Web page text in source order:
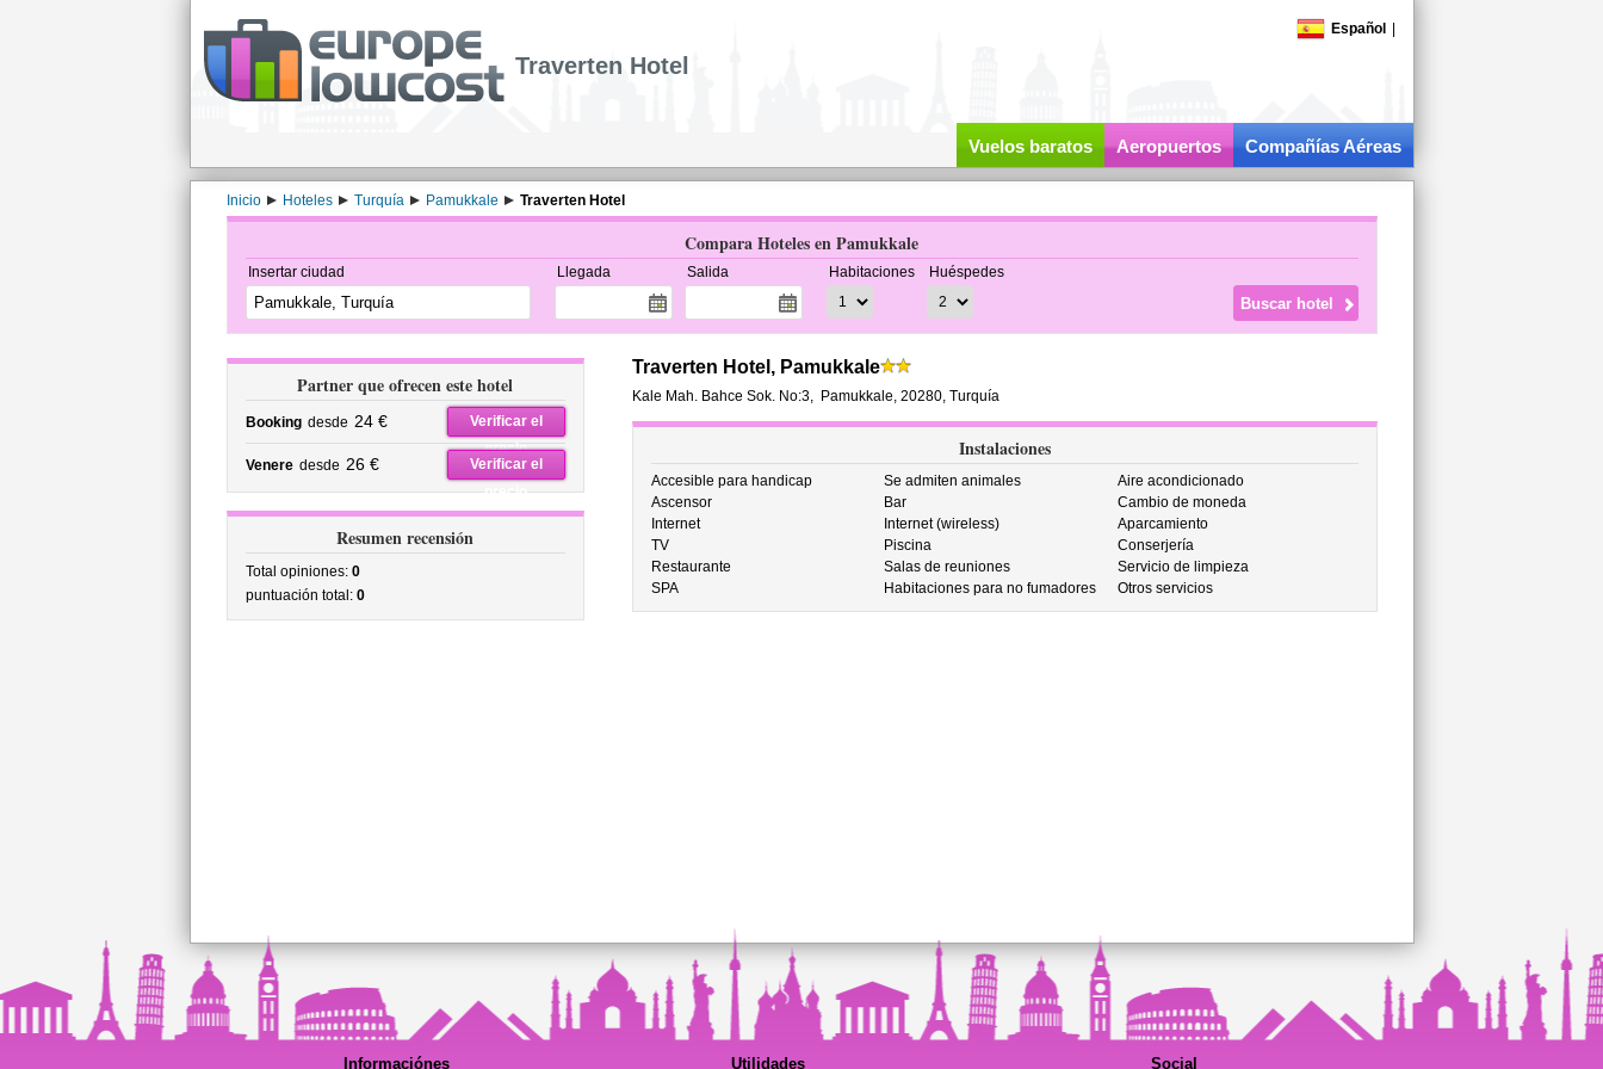
Español
Traverten Hotel
Vuelos baratos Aeropuertos Compañías Aéreas
Inicio Hoteles Turquía Pamukkale Traverten Hotel
Compara Hoteles en Pamukkale
Insertar ciudad Llegada Salida Habitaciones Huéspedes
Partner que ofrecen este hotel
Booking desde 24 €
Verificar el
precio
Venere desde 26 €
Verificar el
precio
Resumen recensión
Total opiniones: 0
puntuación total: 0
Traverten Hotel, Pamukkale
Kale Mah. Bahce Sok. No:3, Pamukkale, 20280, Turquía
Instalaciones
Accesible para handicap Se admiten animales
Aire acondicionado
Ascensor
Bar
Cambio de moneda
Internet
Internet (wireless)
Aparcamiento
TV
Piscina
Conserjería
Restaurante
Salas de reuniones
Servicio de limpieza
SPA
Habitaciones para no fumadores Otros servicios
Informaciónes Utilidades Social